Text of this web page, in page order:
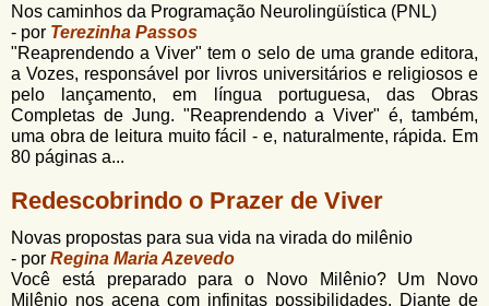
Nos caminhos da Programação Neurolingüística (PNL)
- por Terezinha Passos
"Reaprendendo a Viver" tem o selo de uma grande editora,
a Vozes, responsável por livros universitários e religiosos e
pelo lançamento, em língua portuguesa, das Obras
Completas de Jung. "Reaprendendo a Viver" é, também,
uma obra de leitura muito fácil - e, naturalmente, rápida. Em
80 páginas a...
Redescobrindo o Prazer de Viver
Novas propostas para sua vida na virada do milênio
- por Regina Maria Azevedo
Você está preparado para o Novo Milênio? Um Novo
Milênio nos acena com infinitas possibilidades. Diante de